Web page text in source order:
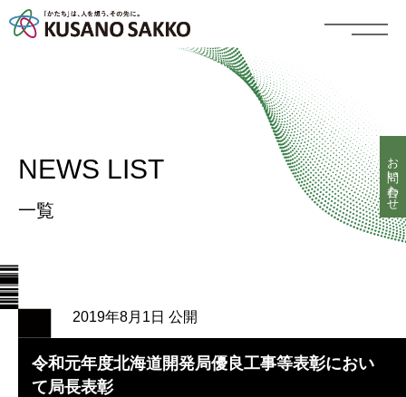
NEWS LIST
一覧
2019年8月1日 公開
令和元年度北海道開発局優良工事等表彰におい
て局長表彰
お問い合わせ